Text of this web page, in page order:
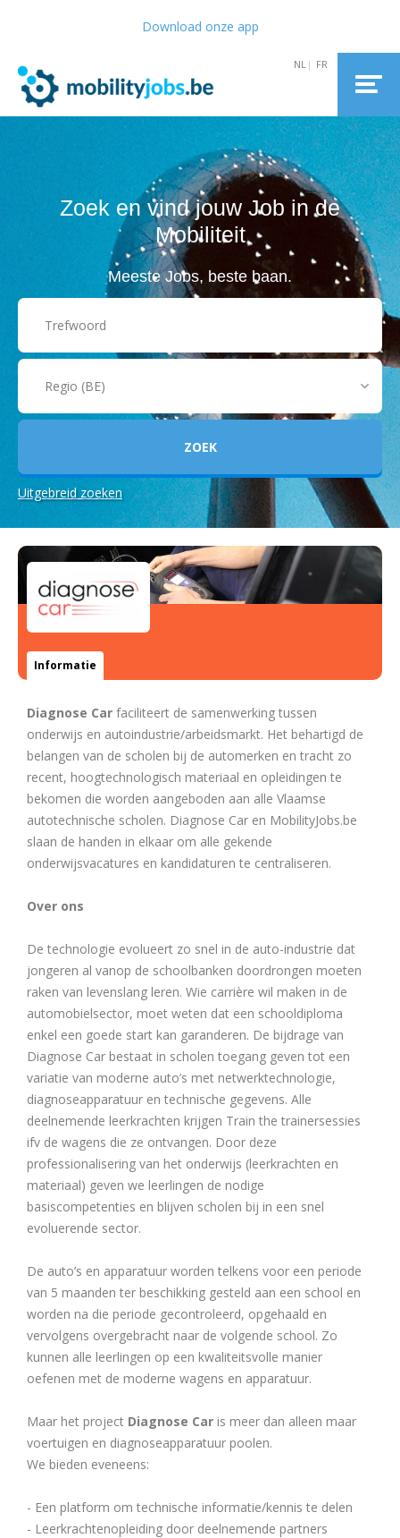
Download onze app
Zoek en vind jouw Job in de
Mobiliteit
Meeste Jobs, beste baan.
Uitgebreid zoeken
Informatie
Diagnose Car faciliteert de samenwerking tussen
onderwijs en autoindustrie/arbeidsmarkt. Het behartigd de
belangen van de scholen bij de automerken en tracht zo
recent, hoogtechnologisch materiaal en opleidingen te
bekomen die worden aangeboden aan alle Vlaamse
autotechnische scholen. Diagnose Car en MobilityJobs.be
slaan de handen in elkaar om alle gekende
onderwijsvacatures en kandidaturen te centraliseren.
Over ons
De technologie evolueert zo snel in de auto-industrie dat
jongeren al vanop de schoolbanken doordrongen moeten
raken van levenslang leren. Wie carrière wil maken in de
automobielsector, moet weten dat een schooldiploma
enkel een goede start kan garanderen. De bijdrage van
Diagnose Car bestaat in scholen toegang geven tot een
variatie van moderne auto’s met netwerktechnologie,
diagnoseapparatuur en technische gegevens. Alle
deelnemende leerkrachten krijgen Train the trainersessies
ifv de wagens die ze ontvangen. Door deze
professionalisering van het onderwijs (leerkrachten en
materiaal) geven we leerlingen de nodige
basiscompetenties en blijven scholen bij in een snel
evoluerende sector.
De auto’s en apparatuur worden telkens voor een periode
van 5 maanden ter beschikking gesteld aan een school en
worden na die periode gecontroleerd, opgehaald en
vervolgens overgebracht naar de volgende school. Zo
kunnen alle leerlingen op een kwaliteitsvolle manier
oefenen met de moderne wagens en apparatuur.
Maar het project Diagnose Car is meer dan alleen maar
voertuigen en diagnoseapparatuur poolen.
We bieden eveneens:
- Een platform om technische informatie/kennis te delen
- Leerkrachtenopleiding door deelnemende partners